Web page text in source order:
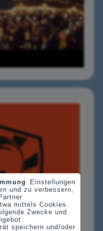
Einstellungen
und zu verbessern,
mittels Cookies.
Zwecke und
speichern und/oder